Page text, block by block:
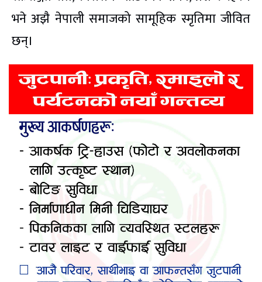
भने अझै नेपाली समाजको सामूहिक स्मृतिमा जीवित
छन्।